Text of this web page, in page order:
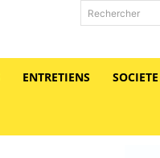
Rechercher
ENTRETIENS SOCIETE